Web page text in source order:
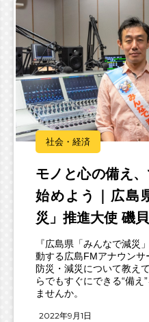
社会・経済
モノと心の備え
始めよう｜広島
災」推進大使 磯
『広島県「みんなで減災
動する広島FMアナウンサ
防災・減災について教え
らでもすぐにできる“備え
ませんか。
2022年9月1日